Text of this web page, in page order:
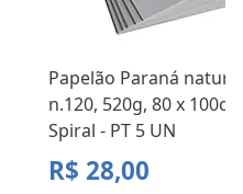
Papelão Paraná natural
n.120, 520g, 80 x
Spiral - PT 5 UN
R$ 28,00